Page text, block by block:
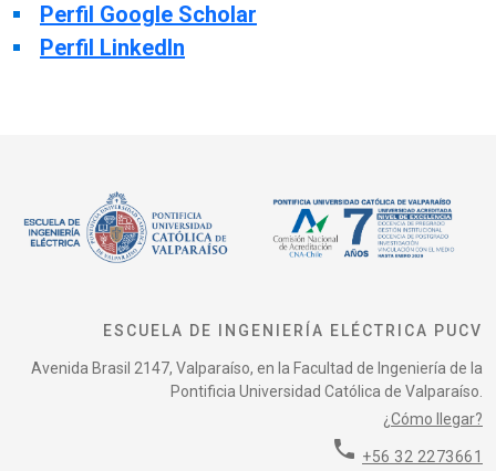
Perfil Google Scholar
Perfil LinkedIn
ESCUELA DE INGENIERÍA ELÉCTRICA PUCV
Avenida Brasil 2147, Valparaíso, en la Facultad de Ingeniería de la
Pontificia Universidad Católica de Valparaíso.
¿Cómo llegar?
phone +56 32 2273661